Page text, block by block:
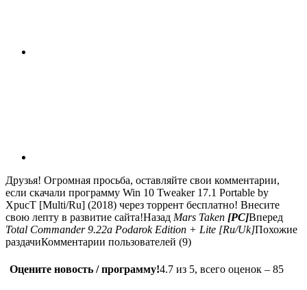
Друзья! Огромная просьба, оставляйте свои комментарии,
если скачали программу Win 10 Tweaker 17.1 Portable by
XpucT [Multi/Ru] (2018) через торрент бесплатно! Внесите
свою лепту в развитие сайта!Назад Mars Taken [PC]Вперед
Total Commander 9.22a Podarok Edition + Lite [Ru/Uk]Похожие
раздачиКомментарии пользователей (9)
Оцените новость / программу!4.7 из 5, всего оценок – 85